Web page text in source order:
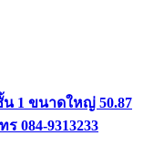
1 ขนาดใหญ่ 50.87
084-9313233